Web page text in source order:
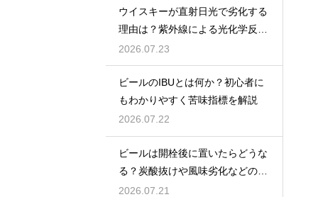
ウイスキーが直射日光で劣化する
理由は？紫外線による光化学反応
で風味が損なわれるため
2026.07.23
ビールのIBUとは何か？初心者に
もわかりやすく苦味指標を解説
2026.07.22
ビールは開栓後に置いたらどうな
る？炭酸抜けや風味劣化などの影
響を解説
2026.07.21